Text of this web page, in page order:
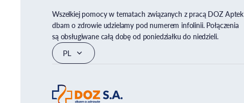
Wszelkiej pomocy w tematach związanych z pracą DOZ Aptek
dbam o zdrowie udzielamy pod numerem infolinii. Połączenia
są obsługiwane całą dobę od poniedziałku do niedzieli.